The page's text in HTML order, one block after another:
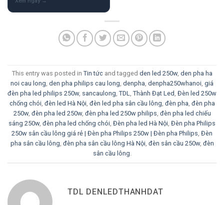
This entry was posted in Tin tứcand tagged den led 250w, den pha ha
noi cau long, den pha philips cau long, denpha, denpha250whanoi, giá
đèn pha led philips 250w, sancaulong, TDL, Thành Đạt Led, Đèn led 250w
chống chói, đèn led Hà Nội, đèn led pha sân cầu lông, đèn pha, đèn pha
250w, đèn pha led 250w, đèn pha led 250w philips, đèn pha led chiếu
sáng 250w, đèn pha led chống chói, Đèn pha led Hà Nội, Đèn pha Philips
250w sân cầu lông giá rẻ | Đèn pha Philips 250w | Đèn pha Philips, Đèn
pha sân cầu lông, đèn pha sân cầu lông Hà Nội, đèn sân cầu 250w, đèn
sân cầu lông.
TDL DENLEDTHANHDAT